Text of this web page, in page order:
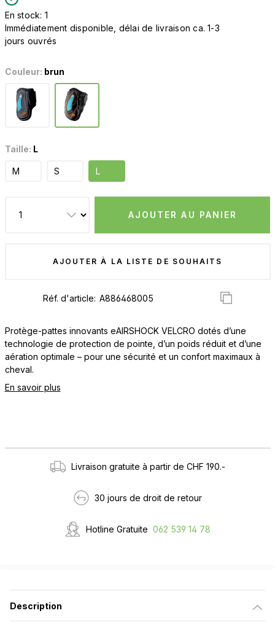
En stock: 1
Immédiatement disponible, délai de livraison ca. 1-3
jours ouvrés
Couleur: brun
Taille: L
M S L
AJOUTER AU PANIER
AJOUTER À LA LISTE DE SOUHAITS
Réf. d'article:
Protège-pattes innovants eAIRSHOCK VELCRO dotés d’une
technologie de protection de pointe, d’un poids réduit et d’une
aération optimale – pour une sécurité et un confort maximaux à
cheval.
En savoir plus
Livraison gratuite à partir de CHF 190.-
30 jours de droit de retour
Hotline Gratuite 062 539 14 78
Description